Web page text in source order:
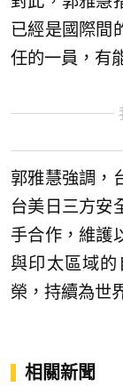
已經是國際間
任的一員，有
郭雅慧強調，
台美日三方安
手合作，維護
與印太區域
榮，持續為世
相關新聞